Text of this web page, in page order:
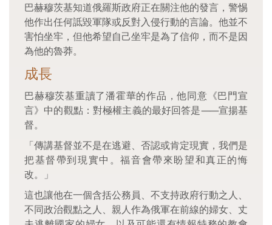
巴赫穆茨基知道俄羅斯政府正在關注他的發言，警惕
他作出任何詆毀軍隊或反對入侵行動的言論。他並不
害怕坐牢，但他希望自己坐牢是為了信仰，而不是因
為他的魯莽。
成長
巴赫穆茨基重讀了潘霍華的作品，他同意《巴門宣
言》中的觀點：對極權主義的最好回答是——宣揚基
督。
「傳講基督並不是在逃避、否認或肯定現實，我們是
把基督帶到現實中。福音會帶來盼望和真正的悔
改。」
這也讓他在一個含括公務員、不支持政府行動之人、
不同政治觀點之人、親人作為俄軍在前線的婦女、丈